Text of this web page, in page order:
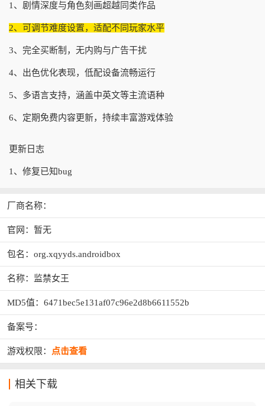
1、剧情深度与角色刻画超越同类作品
2、可调节难度设置，适配不同玩家水平
3、完全买断制，无内购与广告干扰
4、出色优化表现，低配设备流畅运行
5、多语言支持，涵盖中英文等主流语种
6、定期免费内容更新，持续丰富游戏体验
更新日志
1、修复已知bug
厂商名称：
官网：暂无
包名：org.xqyyds.androidbox
名称：监禁女王
MD5值：6471bec5e131af07c96e2d8b6611552b
备案号：
游戏权限： 点击查看
相关下载